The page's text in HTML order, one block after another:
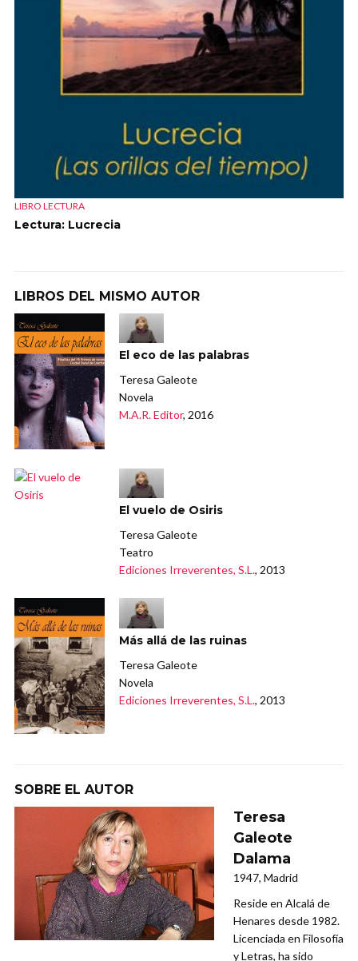
LIBRO LECTURA
Lectura: Lucrecia
LIBROS DEL MISMO AUTOR
El eco de las palabras
Teresa Galeote
Novela
M.A.R. Editor, 2016
El vuelo de Osiris
Teresa Galeote
Teatro
Ediciones Irreverentes, S.L., 2013
Más allá de las ruinas
Teresa Galeote
Novela
Ediciones Irreverentes, S.L., 2013
SOBRE EL AUTOR
Teresa
Galeote
Dalama
1947, Madrid
Reside en Alcalá de
Henares desde 1982.
Licenciada en Filosofía
y Letras, ha sido